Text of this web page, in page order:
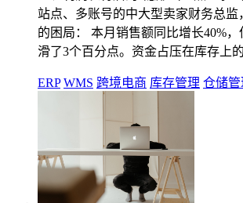
站点、多账号的中大型卖家财务总监
的困局： 本月销售额同比增长40%
滑了3个百分点。资金占压在库存上
ERP WMS 跨境电商 库存管理 仓储管